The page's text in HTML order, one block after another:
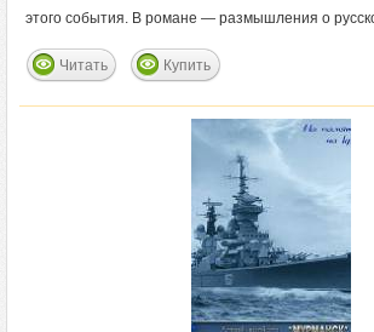
этого события. В романе — размышления о
Читать Купить